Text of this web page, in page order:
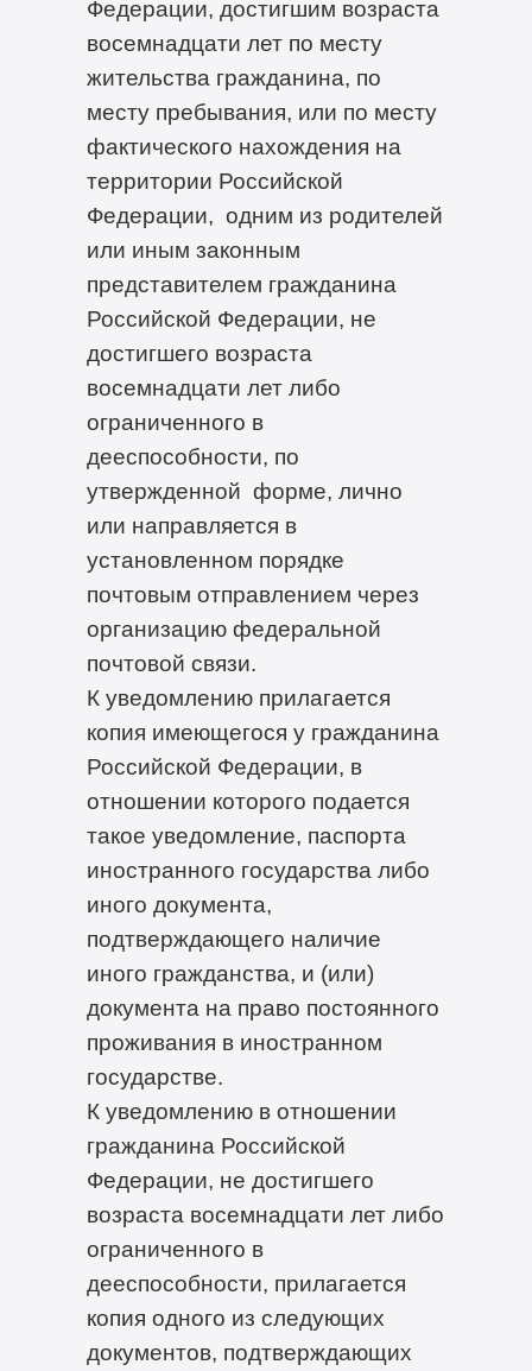
Федерации, достигшим возраста
восемнадцати лет по месту
жительства гражданина, по
месту пребывания, или по месту
фактического нахождения на
территории Российской
Федерации, одним из родителей
или иным законным
представителем гражданина
Российской Федерации, не
достигшего возраста
восемнадцати лет либо
ограниченного в
дееспособности, по
утвержденной форме, лично
или направляется в
установленном порядке
почтовым отправлением через
организацию федеральной
почтовой связи.
К уведомлению прилагается
копия имеющегося у гражданина
Российской Федерации, в
отношении которого подается
такое уведомление, паспорта
иностранного государства либо
иного документа,
подтверждающего наличие
иного гражданства, и (или)
документа на право постоянного
проживания в иностранном
государстве.
К уведомлению в отношении
гражданина Российской
Федерации, не достигшего
возраста восемнадцати лет либо
ограниченного в
дееспособности, прилагается
копия одного из следующих
документов, подтверждающих